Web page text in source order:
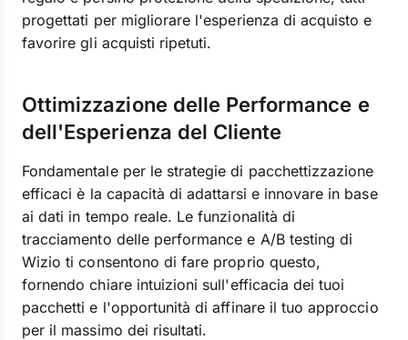
progettati per migliorare l'esperienza di acquisto e
favorire gli acquisti ripetuti.
Ottimizzazione delle Performance e
dell'Esperienza del Cliente
Fondamentale per le strategie di pacchettizzazione
efficaci è la capacità di adattarsi e innovare in base
ai dati in tempo reale. Le funzionalità di
tracciamento delle performance e A/B testing di
Wizio ti consentono di fare proprio questo,
fornendo chiare intuizioni sull'efficacia dei tuoi
pacchetti e l'opportunità di affinare il tuo approccio
per il massimo dei risultati.